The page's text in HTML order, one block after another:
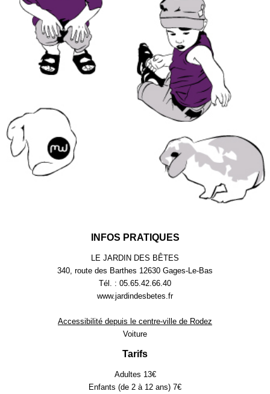
INFOS PRATIQUES
LE JARDIN DES BÊTES
340, route des Barthes 12630 Gages-Le-Bas
Tél. : 05.65.42.66.40
www.jardindesbetes.fr
Accessibilité depuis le centre-ville de Rodez
Voiture
Tarifs
Adultes 13€
Enfants (de 2 à 12 ans) 7€